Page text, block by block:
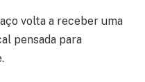
volta a receber uma
pensada para